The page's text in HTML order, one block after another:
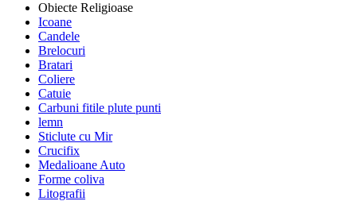
Obiecte Religioase
Icoane
Candele
Brelocuri
Bratari
Coliere
Catuie
Carbuni fitile plute punti
lemn
Sticlute cu Mir
Crucifix
Medalioane Auto
Forme coliva
Litografii